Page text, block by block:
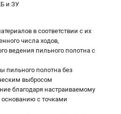
и ЗУ
в соответствии с их
числа ходов,
ведения пильного полотна с
пильного полотна без
выбросом
благодаря настраиваемому
с точками